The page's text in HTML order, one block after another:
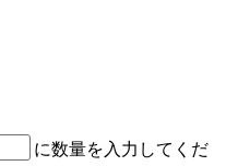
に数量を入力してくだ